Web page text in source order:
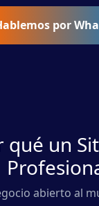
por
qué un
abierto al